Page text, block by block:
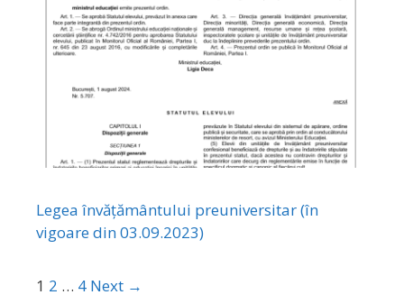
Legea învățământului preuniversitar (în
vigoare din 03.09.2023)
1 2 … 4 Next →